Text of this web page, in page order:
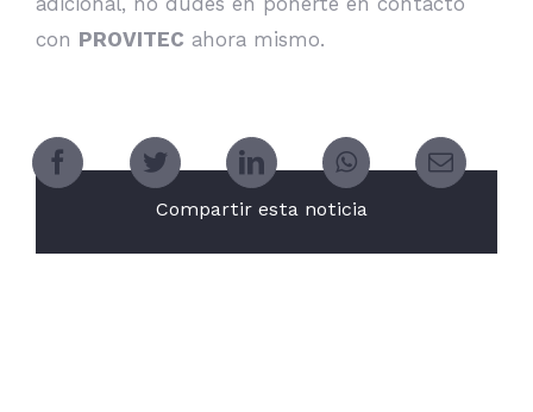
con PROVITEC ahora mismo.
Compartir esta noticia